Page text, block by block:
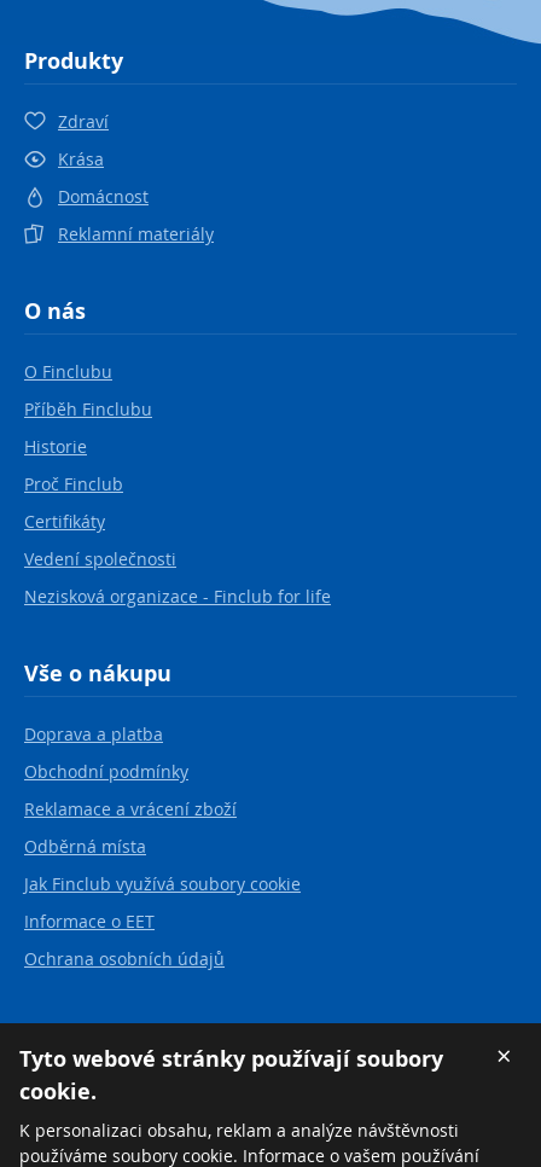
Produkty
Zdraví
Krása
Domácnost
Reklamní materiály
O nás
O Finclubu
Příběh Finclubu
Historie
Proč Finclub
Certifikáty
Vedení společnosti
Nezisková organizace - Finclub for life
Vše o nákupu
Doprava a platba
Obchodní podmínky
Reklamace a vrácení zboží
Odběrná místa
Jak Finclub využívá soubory cookie
Informace o EET
Ochrana osobních údajů
FINCLUB plus, a.s.
Karvinská 21
737 01 Český Těšín
×
Tyto webové stránky používají soubory
cookie.
K personalizaci obsahu, reklam a analýze návštěvnosti
používáme soubory cookie. Informace o vašem používání